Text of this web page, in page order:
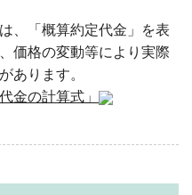
、「概算約定代金」を表
価格の変動等により実際
あります。
金の計算式」